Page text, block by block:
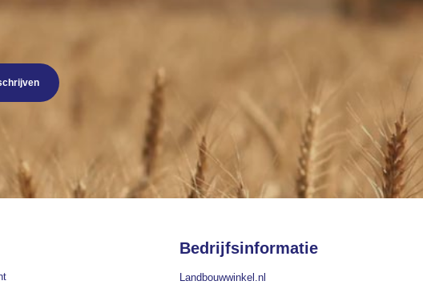
Bedrijfsinformatie
Landbouwwinkel.nl